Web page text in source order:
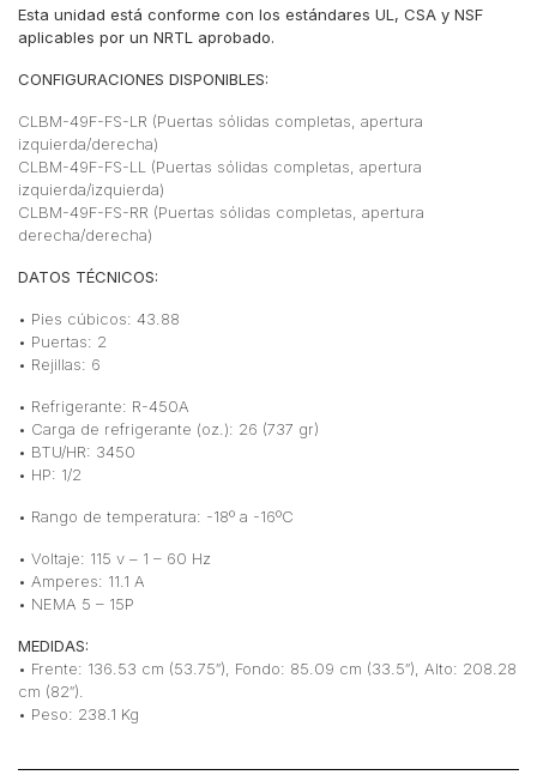
Esta unidad está conforme con los estándares UL, CSA y NSF
aplicables por un NRTL aprobado.
CONFIGURACIONES DISPONIBLES:
CLBM-49F-FS-LR (Puertas sólidas completas, apertura
izquierda/derecha)
CLBM-49F-FS-LL (Puertas sólidas completas, apertura
izquierda/izquierda)
CLBM-49F-FS-RR (Puertas sólidas completas, apertura
derecha/derecha)
DATOS TÉCNICOS:
• Pies cúbicos: 43.88
• Puertas: 2
• Rejillas: 6
• Refrigerante: R-450A
• Carga de refrigerante (oz.): 26 (737 gr)
• BTU/HR: 3450
• HP: 1/2
• Rango de temperatura: -18º a -16ºC
• Voltaje: 115 v – 1 – 60 Hz
• Amperes: 11.1 A
• NEMA 5 – 15P
MEDIDAS:
• Frente: 136.53 cm (53.75″), Fondo: 85.09 cm (33.5″), Alto: 208.28
cm (82″).
• Peso: 238.1 Kg